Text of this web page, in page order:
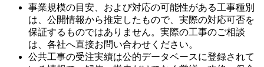
事業規模の目安、および対応の可能性がある工事種別
は、公開情報から推定したもので、実際の対応可否を
保証するものではありません。実際の工事のご相談
は、各社へ直接お問い合わせください。
公共工事の受注実績は公的データベースに登録されて